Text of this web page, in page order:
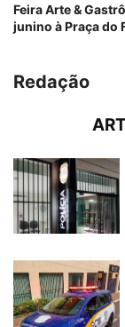
Feira Arte &
junino à Praça do
Redação